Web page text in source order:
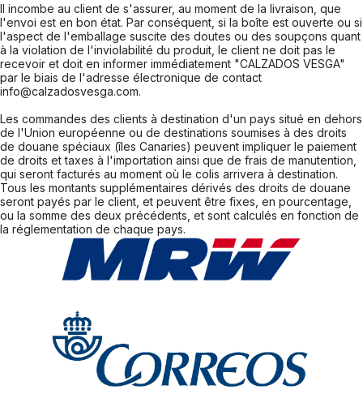
Il incombe au client de s'assurer, au moment de la livraison, que
l'envoi est en bon état. Par conséquent, si la boîte est ouverte ou si
l'aspect de l'emballage suscite des doutes ou des soupçons quant
à la violation de l'inviolabilité du produit, le client ne doit pas le
recevoir et doit en informer immédiatement "CALZADOS VESGA"
par le biais de l'adresse électronique de contact
info@calzadosvesga.com.
Les commandes des clients à destination d'un pays situé en dehors
de l'Union européenne ou de destinations soumises à des droits
de douane spéciaux (îles Canaries) peuvent impliquer le paiement
de droits et taxes à l'importation ainsi que de frais de manutention,
qui seront facturés au moment où le colis arrivera à destination.
Tous les montants supplémentaires dérivés des droits de douane
seront payés par le client, et peuvent être fixes, en pourcentage,
ou la somme des deux précédents, et sont calculés en fonction de
la réglementation de chaque pays.